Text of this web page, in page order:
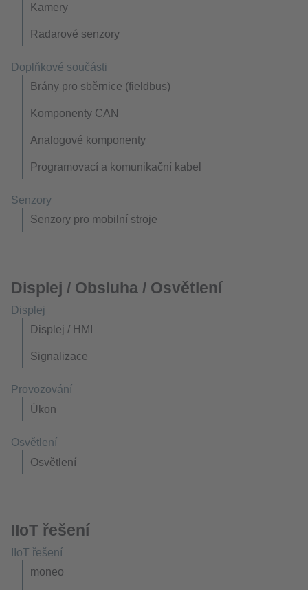
Kamery
Radarové senzory
Doplňkové součásti
Brány pro sběrnice (fieldbus)
Komponenty CAN
Analogové komponenty
Programovací a komunikační kabel
Senzory
Senzory pro mobilní stroje
Displej / Obsluha / Osvětlení
Displej
Displej / HMI
Signalizace
Provozování
Úkon
Osvětlení
Osvětlení
IIoT řešení
IIoT řešení
moneo